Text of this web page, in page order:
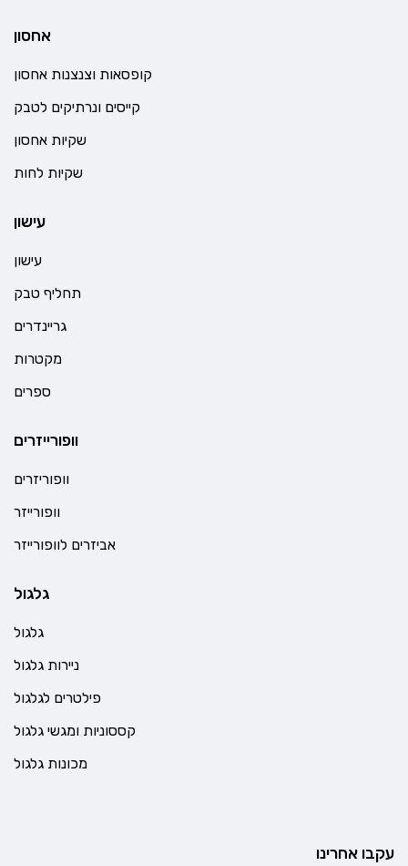
אחסון
קופסאות וצנצנות אחסון
קייסים ונרתיקים לטבק
שקיות אחסון
שקיות לחות
עישון
עישון
תחליף טבק
גריינדרים
מקטרות
ספרים
וופורייזרים
וופוריזרים
וופורייזר
אביזרים לוופורייזר
גלגול
גלגול
ניירות גלגול
פילטרים לגלגול
קססוניות ומגשי גלגול
מכונות גלגול
עקבו אחרינו